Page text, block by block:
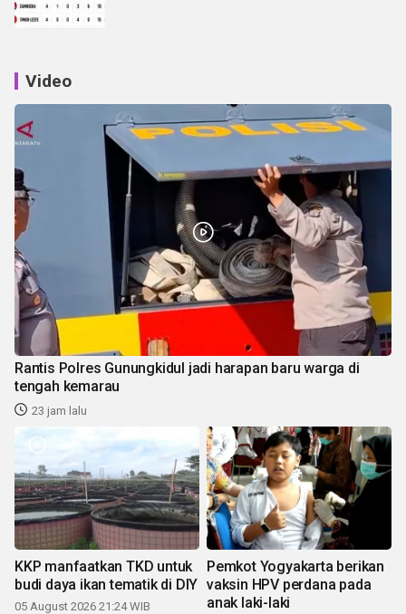
Video
Rantis Polres Gunungkidul jadi harapan baru warga di
tengah kemarau
23 jam lalu
KKP manfaatkan TKD untuk
budi daya ikan tematik di DIY
05 August 2026 21:24 WIB
Pemkot Yogyakarta berikan
vaksin HPV perdana pada
anak laki-laki